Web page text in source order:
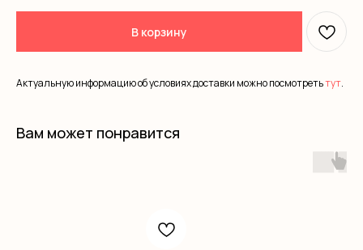
В корзину
Актуальную информацию об условиях доставки можно посмотретьтут.
Вам может понравится